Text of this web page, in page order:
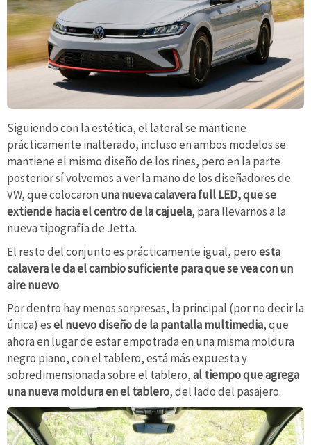
Siguiendo con la estética, el lateral se mantiene
prácticamente inalterado, incluso en ambos modelos se
mantiene el mismo diseño de los rines, pero en la parte
posterior sí volvemos a ver la mano de los diseñadores de
VW, que colocaron una nueva calavera full LED, que se
extiende hacia el centro de la cajuela, para llevarnos a la
nueva tipografía de Jetta.
El resto del conjunto es prácticamente igual, peroesta
calavera le da el cambio suficiente para que se vea con un
aire nuevo.
Por dentro hay menos sorpresas, la principal (por no decir la
única) esel nuevo diseño de la pantalla multimedia, que
ahora en lugar de estar empotrada en una misma moldura
negro piano, con el tablero, está más expuesta y
sobredimensionada sobre el tablero,al tiempo que agrega
una nueva moldura en el tablero, del lado del pasajero.